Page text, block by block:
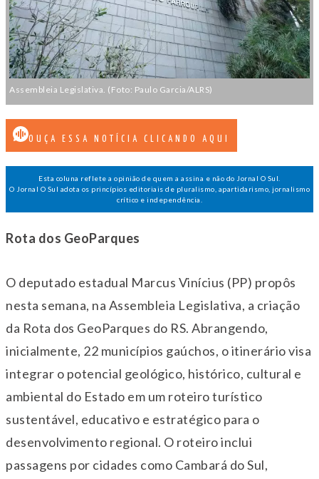
Assembleia Legislativa. (Foto: Paulo Garcia/ALRS)
OUÇA ESSA NOTÍCIA CLICANDO AQUI
Esta coluna reflete a opinião de quem a assina e não do Jornal O Sul.
O Jornal O Sul adota os princípios editoriais de pluralismo, apartidarismo, jornalismo
crítico e independência.
Rota dos GeoParques
O deputado estadual Marcus Vinícius (PP) propôs
nesta semana, na Assembleia Legislativa, a criação
da Rota dos GeoParques do RS. Abrangendo,
inicialmente, 22 municípios gaúchos, o itinerário visa
integrar o potencial geológico, histórico, cultural e
ambiental do Estado em um roteiro turístico
sustentável, educativo e estratégico para o
desenvolvimento regional. O roteiro inclui
passagens por cidades como Cambará do Sul,